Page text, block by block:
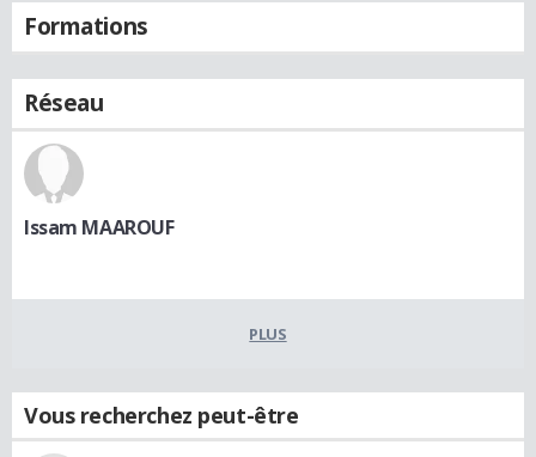
Formations
Réseau
Issam MAAROUF
PLUS
Vous recherchez peut-être